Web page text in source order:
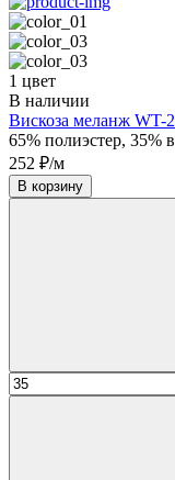
1 цвет
В наличии
Вискоза меланж WT-
65% полиэстер, 35%
252 ₽/м
В корзину